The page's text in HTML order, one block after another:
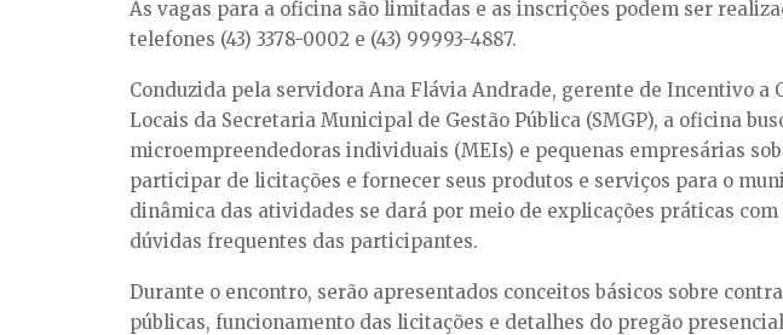
As vagas para a oficina são limitadas e as inscrições podem ser
telefones (43) 3378-0002 e (43) 99993-4887.
Conduzida pela servidora Ana Flávia Andrade, gerente de Incentivo a
Locais da Secretaria Municipal de Gestão Pública (SMGP), a oficina
microempreendedoras individuais (MEIs) e pequenas empresárias
participar de licitações e fornecer seus produtos e serviços para o
dinâmica das atividades se dará por meio de explicações práticas com
dúvidas frequentes das participantes.
Durante o encontro, serão apresentados conceitos básicos sobre
públicas, funcionamento das licitações e detalhes do pregão